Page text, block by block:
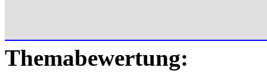
Themabewertung: